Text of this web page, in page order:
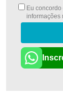
Eu
informações